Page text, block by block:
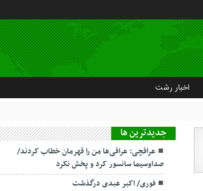
اخبار رشت
جديدترين ها
عراقچی: عراقی‌ها من را قهرمان خطاب کردند/
صداوسیما سانسور کرد و پخش نکرد
فوری/ اکبر عبدی درگذشت